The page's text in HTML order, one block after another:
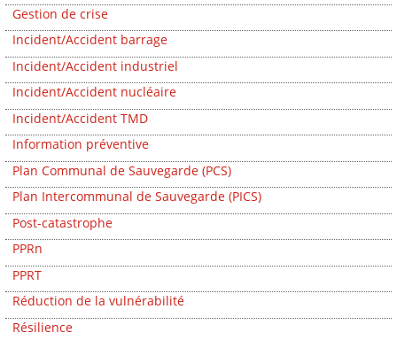
Gestion de crise
Incident/Accident barrage
Incident/Accident industriel
Incident/Accident nucléaire
Incident/Accident TMD
Information préventive
Plan Communal de Sauvegarde (PCS)
Plan Intercommunal de Sauvegarde (PICS)
Post-catastrophe
PPRn
PPRT
Réduction de la vulnérabilité
Résilience